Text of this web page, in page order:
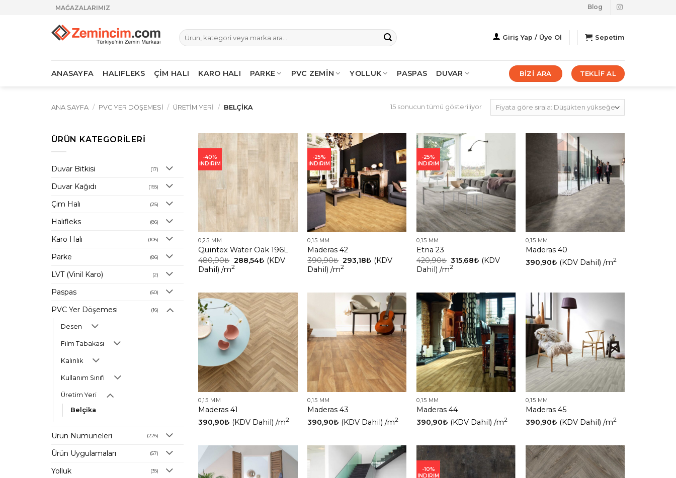
MAĞAZALARIMIZ Blog
Ara:
Giriş Yap / Üye Ol Sepetim
ANASAYFA HALIFLEKS ÇİM HALI KARO HALI PARKE PVC ZEMİN YOLLUK PASPAS DUVAR BİZİ ARA TEKLİF AL
ANA SAYFA / PVC YER DÖŞEMESI / ÜRETIM YERI / BELÇIKA 15 sonucun tümü gösteriliyorFiyata
göre
ÜRÜN KATEGORILERI
Duvar Bitkisi (17)
Duvar Kağıdı (165)
Çim Halı (25)
Halıfleks (86)
Karo Halı (106)
Parke (86)
LVT (Vinil Karo) (2)
Paspas (50)
PVC Yer Döşemesi (16)
Desen
Film Tabakası
Kalınlık
Kullanım Sınıfı
Üretim Yeri
Belçika
Ürün Numuneleri (226)
Ürün Uygulamaları (57)
Yolluk (35)
-40%
İNDİRİM
0,25 MM
Quintex Water Oak 196L
480,90₺ 288,54₺ (KDV
Dahil) /m2
-25%
İNDİRİM
0,15 MM
Maderas 42
390,90₺ 293,18₺ (KDV
Dahil) /m2
-25%
İNDİRİM
0,15 MM
Etna 23
420,90₺ 315,68₺ (KDV
Dahil) /m2
0,15 MM
Maderas 40
390,90₺ (KDV Dahil) /m2
0,15 MM
Maderas 41
390,90₺ (KDV Dahil) /m2
0,15 MM
Maderas 43
390,90₺ (KDV Dahil) /m2
0,15 MM
Maderas 44
390,90₺ (KDV Dahil) /m2
0,15 MM
Maderas 45
390,90₺ (KDV Dahil) /m2
-10%
İNDİRİM